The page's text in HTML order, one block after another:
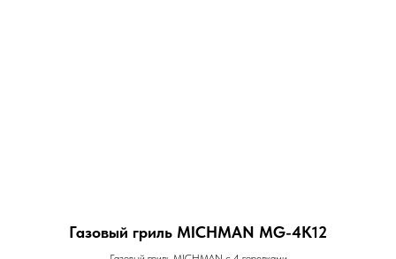
Газовый гриль MICHMAN MG-4K12